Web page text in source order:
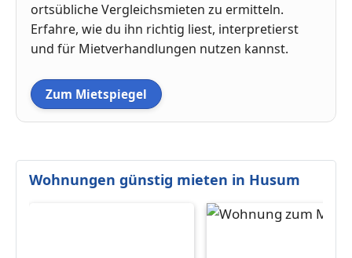
ortsübliche Vergleichsmieten zu ermitteln.
Erfahre, wie du ihn richtig liest, interpretierst
und für Mietverhandlungen nutzen kannst.
Zum Mietspiegel
Wohnungen günstig mieten in Husum